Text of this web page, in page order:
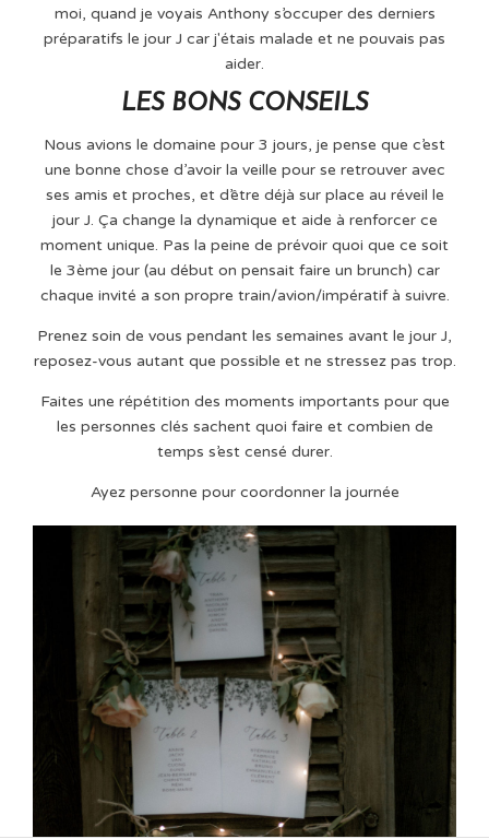
moi, quand je voyais Anthony s’occuper des derniers
préparatifs le jour J car j'étais malade et ne pouvais pas
aider.
LES BONS CONSEILS
Nous avions le domaine pour 3 jours, je pense que c’est
une bonne chose d’avoir la veille pour se retrouver avec
ses amis et proches, et d’être déjà sur place au réveil le
jour J. Ça change la dynamique et aide à renforcer ce
moment unique. Pas la peine de prévoir quoi que ce soit
le 3ème jour (au début on pensait faire un brunch) car
chaque invité a son propre train/avion/impératif à suivre.
Prenez soin de vous pendant les semaines avant le jour J,
reposez-vous autant que possible et ne stressez pas trop.
Faites une répétition des moments importants pour que
les personnes clés sachent quoi faire et combien de
temps s’est censé durer.
Ayez personne pour coordonner la journée